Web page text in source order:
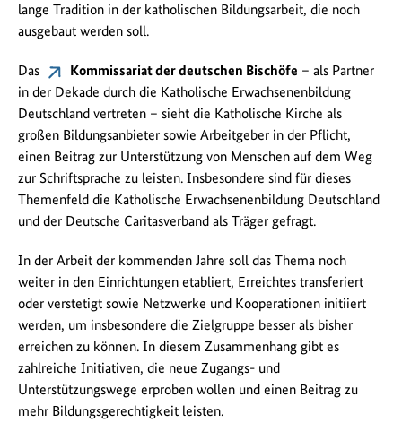
lange Tradition in der katholischen Bildungsarbeit, die noch
ausgebaut werden soll.
Das Kommissariat der deutschen Bischöfe – als Partner
in der Dekade durch die Katholische Erwachsenenbildung
Deutschland vertreten – sieht die Katholische Kirche als
großen Bildungsanbieter sowie Arbeitgeber in der Pflicht,
einen Beitrag zur Unterstützung von Menschen auf dem Weg
zur Schriftsprache zu leisten. Insbesondere sind für dieses
Themenfeld die Katholische Erwachsenenbildung Deutschland
und der Deutsche Caritasverband als Träger gefragt.
In der Arbeit der kommenden Jahre soll das Thema noch
weiter in den Einrichtungen etabliert, Erreichtes transferiert
oder verstetigt sowie Netzwerke und Kooperationen initiiert
werden, um insbesondere die Zielgruppe besser als bisher
erreichen zu können. In diesem Zusammenhang gibt es
zahlreiche Initiativen, die neue Zugangs- und
Unterstützungswege erproben wollen und einen Beitrag zu
mehr Bildungsgerechtigkeit leisten.